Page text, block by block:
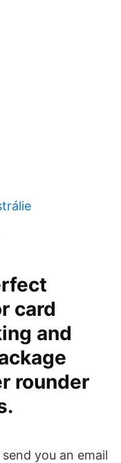
card
and
rounder
you an email